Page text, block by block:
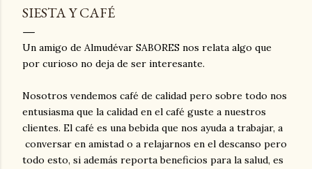
SIESTA Y CAFÉ
Un amigo de Almudévar SABORES nos relata algo que
por curioso no deja de ser interesante.
Nosotros vendemos café de calidad pero sobre todo nos
entusiasma que la calidad en el café guste a nuestros
clientes. El café es una bebida que nos ayuda a trabajar, a
conversar en amistad o a relajarnos en el descanso pero
todo esto, si además reporta beneficios para la salud, es